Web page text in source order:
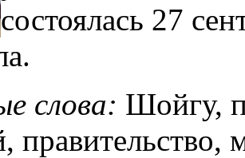
состоялась 27
слова: Шойгу,
правительство,